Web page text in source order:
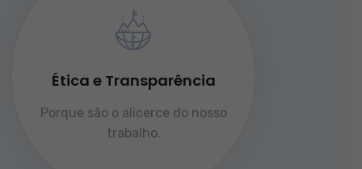
Ética e Transparência
Porque são o alicerce do nosso
trabalho.